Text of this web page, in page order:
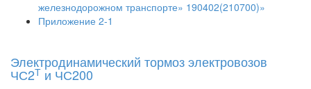
железнодорожном транспорте» 190402(210700)»
Приложение 2-1
Электродинамический тормоз электровозов
ЧС2Т и ЧС200